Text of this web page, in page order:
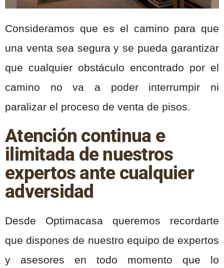
Consideramos que es el camino para que
una venta sea segura y se pueda garantizar
que cualquier obstáculo encontrado por el
camino no va a poder interrumpir ni
paralizar el proceso de venta de pisos.
Atención continua e
ilimitada de nuestros
expertos ante cualquier
adversidad
Desde Optimacasa queremos recordarte
que dispones de nuestro equipo de expertos
y asesores en todo momento que lo